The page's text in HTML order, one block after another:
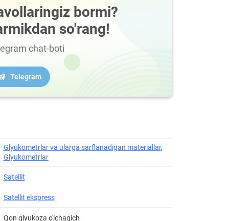
bormi?
so'rang!
chat-boti
Telegram
Glyukometrlar va ularga sarflanadigan materiallar,
Glyukometrlar
Satellit
Satellit ekspress
Qon glyukoza o'lchagich